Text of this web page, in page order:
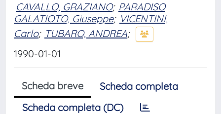
CAVALLO, GRAZIANO; PARADISO
GALATIOTO, Giuseppe; VICENTINI,
Carlo; TUBARO, ANDREA;
1990-01-01
Scheda breve
Scheda completa
Scheda completa (DC)